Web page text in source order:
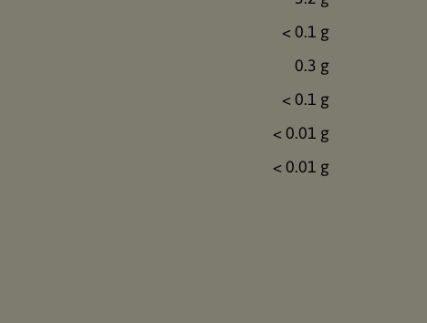
< 0.1 g
0.3 g
< 0.1 g
< 0.01 g
< 0.01 g